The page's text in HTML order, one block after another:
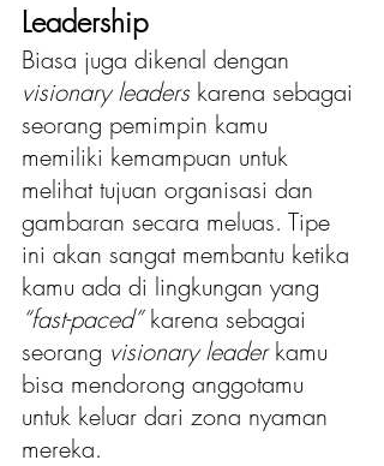
Leadership
Biasa juga dikenal dengan
visionary leaders karena sebagai
seorang pemimpin kamu
memiliki kemampuan untuk
melihat tujuan organisasi dan
gambaran secara meluas. Tipe
ini akan sangat membantu ketika
kamu ada di lingkungan yang
“fast-paced” karena sebagai
seorang visionary leader kamu
bisa mendorong anggotamu
untuk keluar dari zona nyaman
mereka.